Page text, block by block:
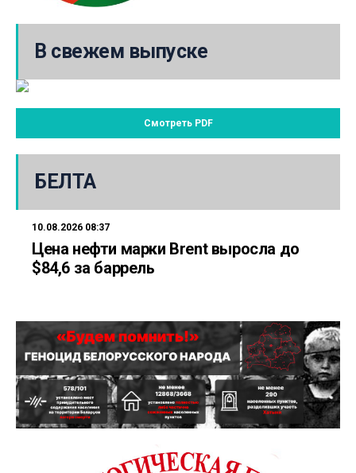
В свежем выпуске
Смотреть PDF
БЕЛТА
10.08.2026 08:37
Цена нефти марки Brent выросла до
$84,6 за баррель